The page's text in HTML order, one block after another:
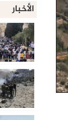
الأخبار